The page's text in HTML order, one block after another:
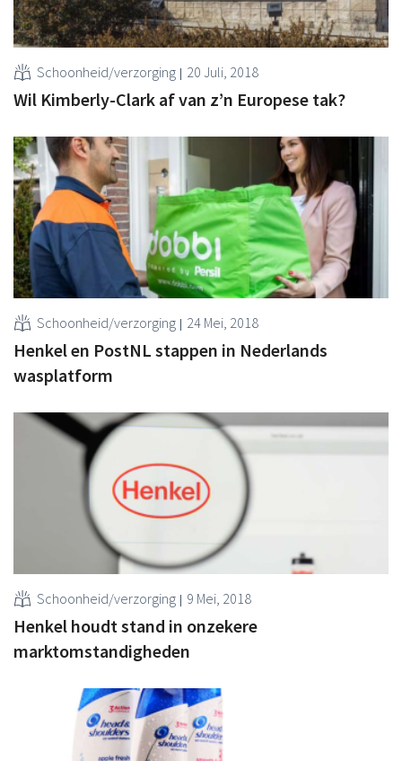
Schoonheid/verzorging 20 Juli, 2018
Wil Kimberly-Clark af van z’n Europese tak?
Schoonheid/verzorging 24 Mei, 2018
Henkel en PostNL stappen in Nederlands
wasplatform
Schoonheid/verzorging 9 Mei, 2018
Henkel houdt stand in onzekere
marktomstandigheden